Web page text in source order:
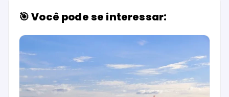
🎯 Você pode se interessar: